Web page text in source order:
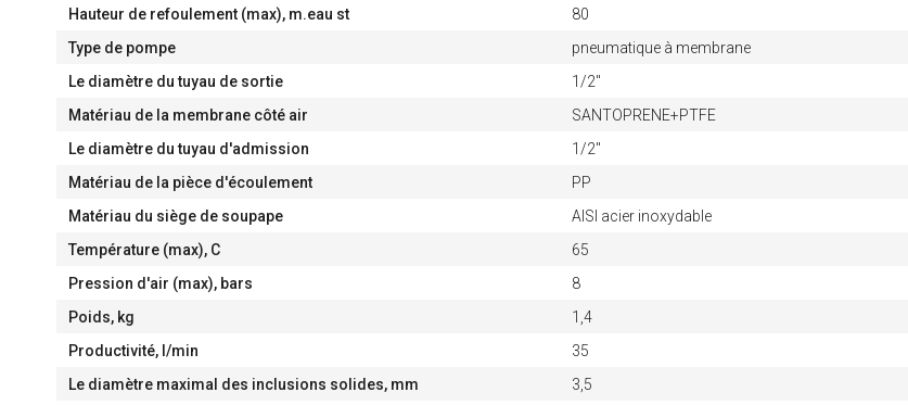
Hauteur de refoulement (max), m.eau st
80
Type de pompe
pneumatique à membrane
Le diamètre du tuyau de sortie
1/2"
Matériau de la membrane côté air
SANTOPRENE+PTFE
Le diamètre du tuyau d'admission
1/2"
Matériau de la pièce d'écoulement
PP
Matériau du siège de soupape
AISI acier inoxydable
Température (max), С
65
Pression d'air (max), bars
8
Poids, kg
1,4
Productivité, l/min
35
Le diamètre maximal des inclusions solides, mm
3,5